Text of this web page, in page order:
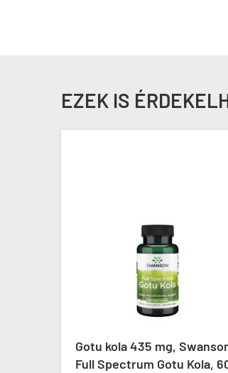
EZEK IS
Gotu kola 435 mg,
Full Spectrum Gotu Kola,